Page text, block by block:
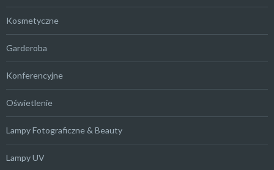
Kosmetyczne
Garderoba
Konferencyjne
Oświetlenie
Lampy Fotograficzne & Beauty
Lampy UV